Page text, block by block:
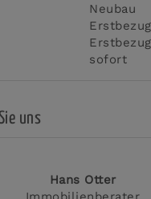
Neubau
Erstbezug
Erstbezug
sofort
uns
Hans Otter